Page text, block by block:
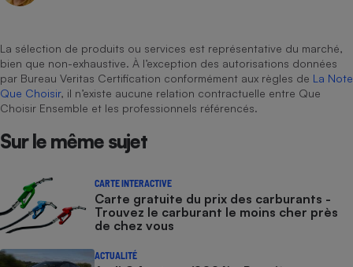
La sélection de produits ou services est représentative du marché,
bien que non-exhaustive. À l’exception des autorisations données
par Bureau Veritas Certification conformément aux règles de La Note
Que Choisir, il n’existe aucune relation contractuelle entre Que
Choisir Ensemble et les professionnels référencés.
Sur le même sujet
CARTE INTERACTIVE
Carte gratuite du prix des carburants -
Trouvez le carburant le moins cher près
de chez vous
ACTUALITÉ